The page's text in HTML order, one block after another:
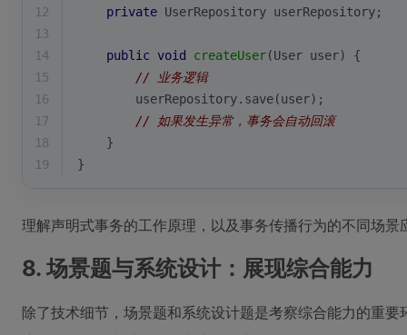
12
private UserRepository userRepository;
13
14
public void createUser(User user)
{
15
// 业务逻辑
16
        userRepository.save(user);
17
// 如果发生异常，事务会自动回滚
18
    }
19
}
理解声明式事务的工作原理，以及事务传播行为的不同场景
8. 场景题与系统设计：展现综合能力
除了技术细节，场景题和系统设计题是考察综合能力的重